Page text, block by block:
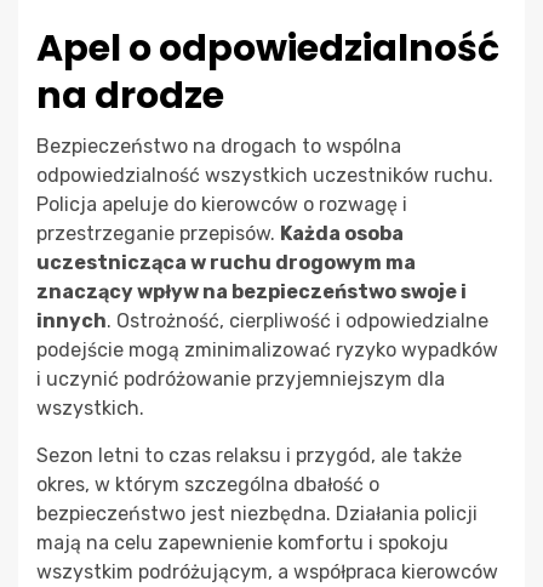
Apel o odpowiedzialność
na drodze
Bezpieczeństwo na drogach to wspólna
odpowiedzialność wszystkich uczestników ruchu.
Policja apeluje do kierowców o rozwagę i
przestrzeganie przepisów. Każda osoba
uczestnicząca w ruchu drogowym ma
znaczący wpływ na bezpieczeństwo swoje i
innych. Ostrożność, cierpliwość i odpowiedzialne
podejście mogą zminimalizować ryzyko wypadków
i uczynić podróżowanie przyjemniejszym dla
wszystkich.
Sezon letni to czas relaksu i przygód, ale także
okres, w którym szczególna dbałość o
bezpieczeństwo jest niezbędna. Działania policji
mają na celu zapewnienie komfortu i spokoju
wszystkim podróżującym, a współpraca kierowców